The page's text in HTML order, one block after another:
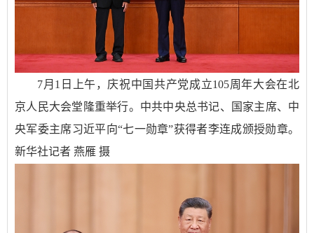
7月1日上午，庆祝中国共产党成立105周年大会在北
京人民大会堂隆重举行。中共中央总书记、国家主席、中
央军委主席习近平向“七一勋章”获得者李连成颁授勋章。
新华社记者 燕雁 摄